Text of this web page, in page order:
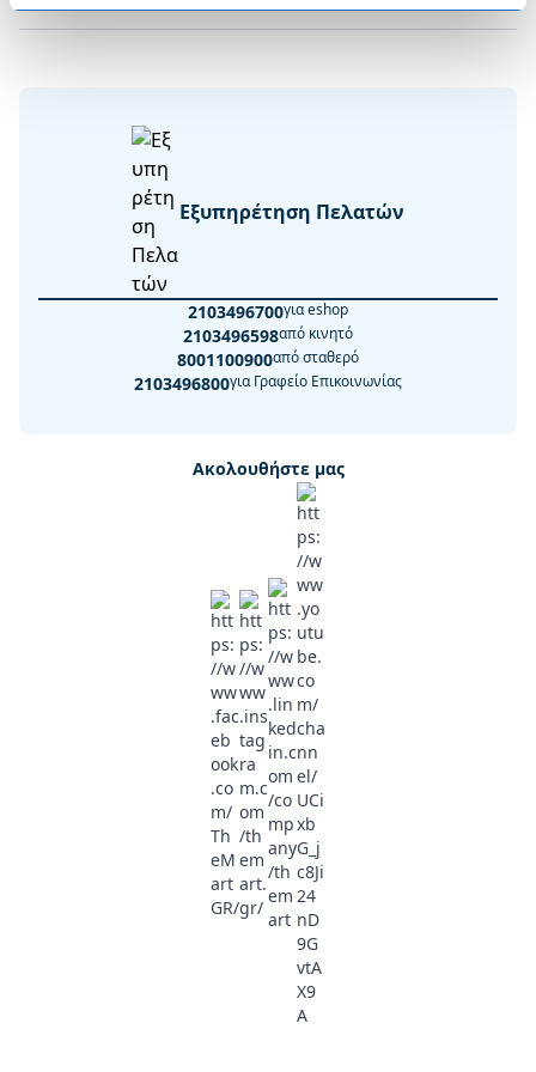
Εξυπηρέτηση Πελατών
2103496700για eshop
2103496598από κινητό
8001100900από σταθερό
2103496800για Γραφείο Επικοινωνίας
Ακολουθήστε μας